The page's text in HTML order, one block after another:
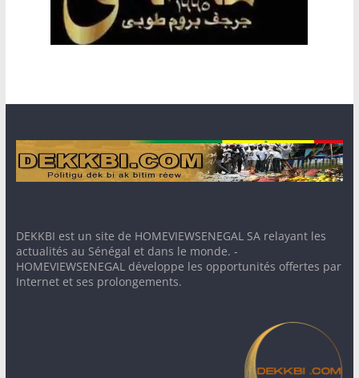
DEKKBI est un site de HOMEVIEWSENEGAL SA relayant les
actualités au Sénégal et dans le monde. -
HOMEVIEWSENEGAL développe les opportunités offertes par
Internet et ses prolongements.